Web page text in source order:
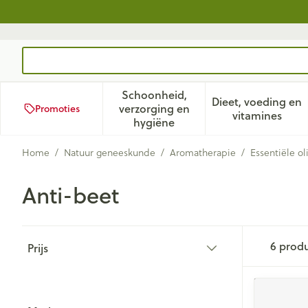
Promoties
Schoonheid,
verzorging en
hygiëneToon submenu voor
Dieet, voeding en
vitamines
Toon
Home / Natuur geneeskunde / Aromatherapie / Essentiële
Anti-beet
Prijs
6